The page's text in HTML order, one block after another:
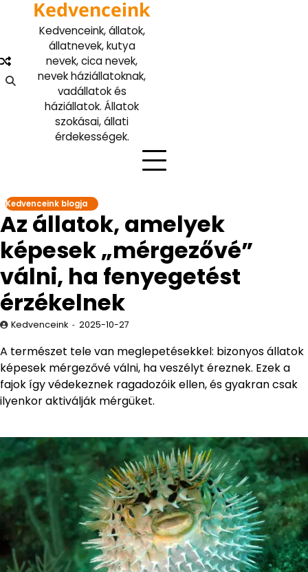
Kedvenceink
Kedvenceink, állatok,
állatnevek, kutya
nevek, cica nevek,
nevek háziállatoknak,
vadállatok és
háziállatok. Állatok
szokásai, állati
érdekességek.
Kedvenceink blogja
Az állatok, amelyek
képesek „mérgezővé”
válni, ha fenyegetést
érzékelnek
Kedvenceink 2025-10-27
A természet tele van meglepetésekkel: bizonyos állatok
képesek mérgezővé válni, ha veszélyt éreznek. Ezek a
fajok így védekeznek ragadozóik ellen, és gyakran csak
ilyenkor aktiválják mérgüket.